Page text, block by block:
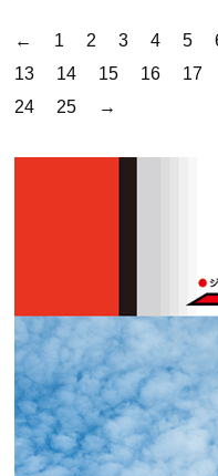
← 1 2 3 4 5
13
14 15 16 17
24
25 →